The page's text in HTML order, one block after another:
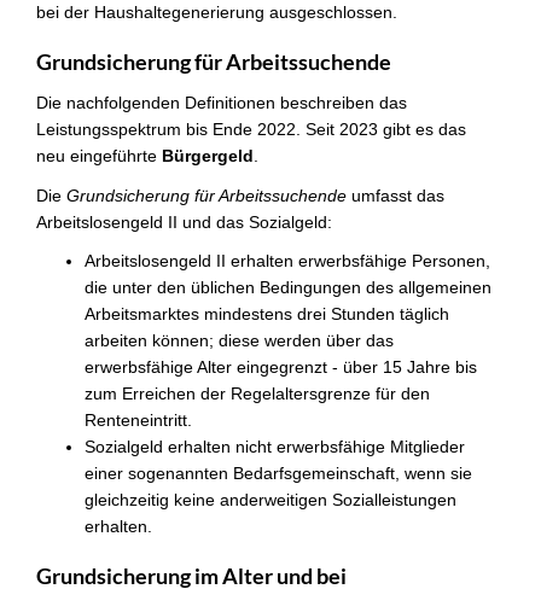
bei der Haushaltegenerierung ausgeschlossen.
Grundsicherung für Arbeitssuchende
Die nachfolgenden Definitionen beschreiben das
Leistungsspektrum bis Ende 2022. Seit 2023 gibt es das
neu eingeführte Bürgergeld
Die Grundsicherung für Arbeitssuchende umfasst das
Arbeitslosengeld II und das Sozialgeld:
Arbeitslosengeld II erhalten erwerbsfähige Personen,
die unter den üblichen Bedingungen des allgemeinen
Arbeitsmarktes mindestens drei Stunden täglich
arbeiten können; diese werden über das
erwerbsfähige Alter eingegrenzt - über 15 Jahre bis
zum Erreichen der Regelaltersgrenze für den
Renteneintritt.
Sozialgeld erhalten nicht erwerbsfähige Mitglieder
einer sogenannten Bedarfsgemeinschaft, wenn sie
gleichzeitig keine anderweitigen Sozialleistungen
erhalten.
Grundsicherung im Alter und bei